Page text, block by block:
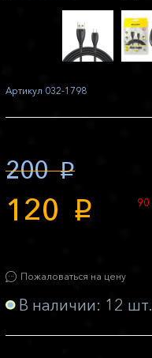
Артикул 032-1798
200 p
120 p 90
Пожаловаться на цену
В наличии: 12 шт.